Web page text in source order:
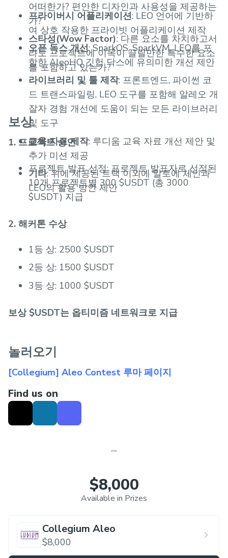
어떠한가? 편안한 디자인과 사용성을 제공하는
가?
스타성(Wow Factor): 다른 요소를 차치하고서
라도 프로젝트에 이목이 끌릴만한 특수한 요소
를 포함하고 있는가?
프라이버시 어플리케이션: LEO 언어에 기반하
여 상호 작용한 프라이빗 어플리케이션 제작
오픈 독스 개선: SnarkOS, SnarkVM, LEO를 포
함한 AleoHQ 깃헙 닥스에 유의미한 개선 제안
라이브러리 및 툴 제작: 프론트엔드, 파이썬 코
드 트랜스파일링, LEO 도구를 포함해 알레오 개
잘자 경험 개선에 도움이 되는 모든 라이브러리
및 도구
교육 자료 제작: 루디움 교육 자료 개선 제안 및
추가 미션 제공
기타: 위에 제공된 트랙 이외에 알로에 체인과
LEO의 활용 방안 제안
보상
1. 프로젝트 승인
프로젝트 발표 선정: 프로젝트 발표자로 선정된
10개 프로젝트별 300 $USDT (총 3000
$USDT) 지급
2. 해커톤 수상
1등 상: 2500 $USDT
2등 상: 1500 $USDT
3등 상: 1000 $USDT
보상 $USDT는 옵티미즘 네트워크로 지급
놀러오기
[Collegium] Aleo Contest 루마 페이지
Find us on
$8,000
Available in Prizes
Collegium Aleo
$8,000